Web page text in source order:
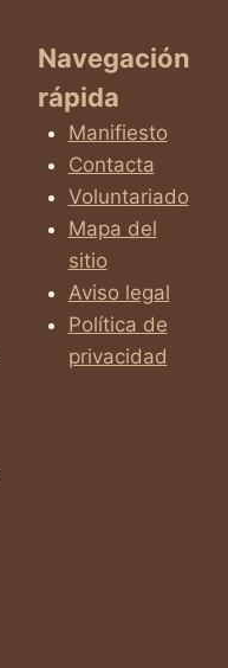
Navegación
rápida
Manifiesto
Contacta
Voluntariado
Mapa del
sitio
Aviso legal
Política de
privacidad